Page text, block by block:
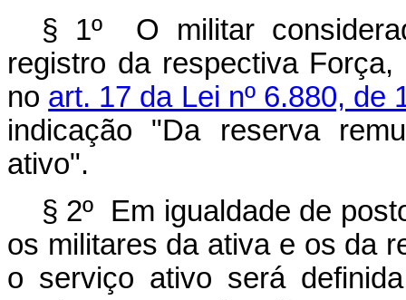
§ 1º O militar
registro da respectiva
no art. 17 da Lei nº 6.880, de
indicação "Da reserva
ativo".
§ 2º Em igualdade de
os militares da ativa e os da
o serviço ativo será